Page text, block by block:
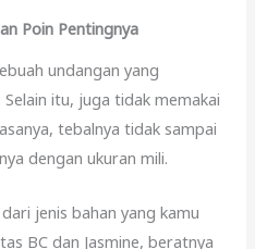
Poin Pentingnya
undangan yang
itu, juga tidak memakai
tebalnya tidak sampai
dengan ukuran mili.
jenis bahan yang kamu
BC dan Jasmine, beratnya